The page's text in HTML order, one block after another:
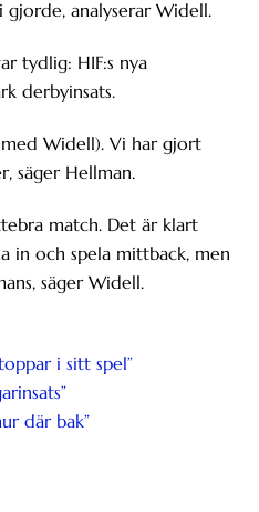
analyserar Widell.
tydlig: HIF:s nya
derbyinsats.
Widell). Vi har gjort
säger Hellman.
match. Det är klart
in och spela mittback, men
säger Widell.
i sitt spel”
där bak”